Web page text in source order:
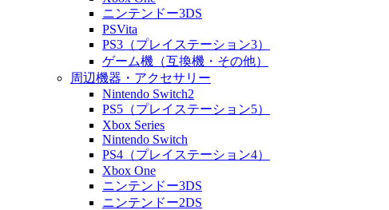
ニンテンドー3DS
PSVita
PS3（プレイステーション3）
ゲーム機（互換機・その他）
周辺機器・アクセサリー
Nintendo Switch2
PS5（プレイステーション5）
Xbox Series
Nintendo Switch
PS4（プレイステーション4）
Xbox One
ニンテンドー3DS
ニンテンドー2DS